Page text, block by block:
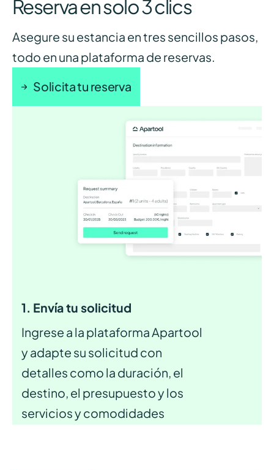
Reserva en solo 3 clics
Asegure su estancia en tres sencillos pasos,
todo en una plataforma de reservas.
Solicita tu reserva
1. Envía tu solicitud
Ingrese a la plataforma Apartool
y adapte su solicitud con
detalles como la duración, el
destino, el presupuesto y los
servicios y comodidades